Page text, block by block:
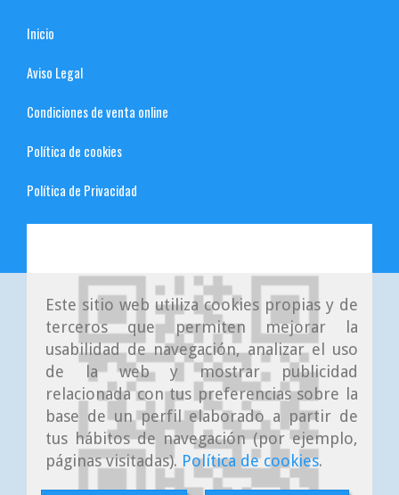
Este sitio web utiliza cookies propias y de
terceros que permiten mejorar la
usabilidad de navegación, analizar el uso
de la web y mostrar publicidad
relacionada con tus preferencias sobre la
base de un perfil elaborado a partir de
tus hábitos de navegación (por ejemplo,
páginas visitadas). Política de cookies.
Inicio
Aviso Legal
Condiciones de venta online
Política de cookies
Política de Privacidad